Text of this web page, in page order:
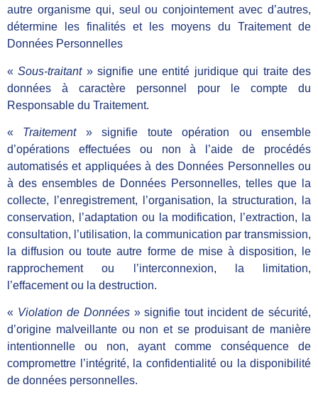
autre organisme qui, seul ou conjointement avec d’autres,
détermine les finalités et les moyens du Traitement de
Données Personnelles
«Sous-traitant» signifie une entité juridique qui traite des
données à caractère personnel pour le compte du
Responsable du Traitement.
« Traitement» signifie toute opération ou ensemble
d’opérations effectuées ou non à l’aide de procédés
automatisés et appliquées à des Données Personnelles ou
à des ensembles de Données Personnelles, telles que la
collecte, l’enregistrement, l’organisation, la structuration, la
conservation, l’adaptation ou la modification, l’extraction, la
consultation, l’utilisation, la communication par transmission,
la diffusion ou toute autre forme de mise à disposition, le
rapprochement ou l’interconnexion, la limitation,
l’effacement ou la destruction.
« Violation de Données» signifie tout incident de sécurité,
d’origine malveillante ou non et se produisant de manière
intentionnelle ou non, ayant comme conséquence de
compromettre l’intégrité, la confidentialité ou la disponibilité
de données personnelles.